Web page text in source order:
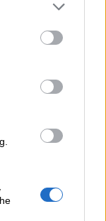
Γενική Κλινική
νέο deal
των κερδών της
πέντε χρόνια
την εξέλιξη του